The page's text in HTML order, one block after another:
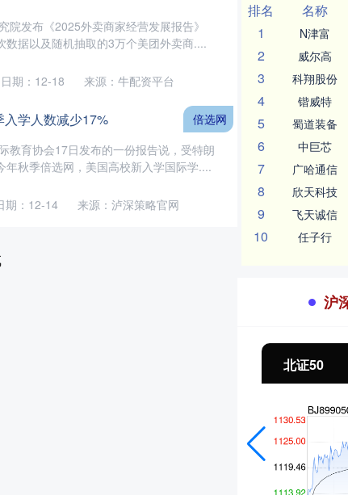
发布《2025外卖商家经营发展报告》
数据以及随机抽取的3万个美团外卖商....
日期：12-18 来源：牛配资平台
学人数减少17%
教育协会17日发布的一份报告说，受特朗
秋季倍选网，美国高校新入学国际学....
倍选网
期：12-14 来源：泸深策略官网
排名
名称
1
N津富
2 威尔高
3 科翔股份
4 锴威特
5 蜀道装备
6 中巨芯
7 广哈通信
8 欣天科技
9 飞天诚信
10 任子行
沪
北证50